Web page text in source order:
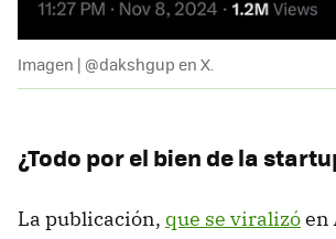
Imagen | @dakshgup en X.
¿Todo por el bien de la
La publicación, que se viralizóen